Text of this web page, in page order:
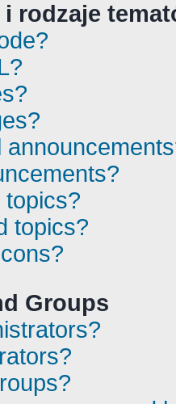
rodzaje
topics?
Groups